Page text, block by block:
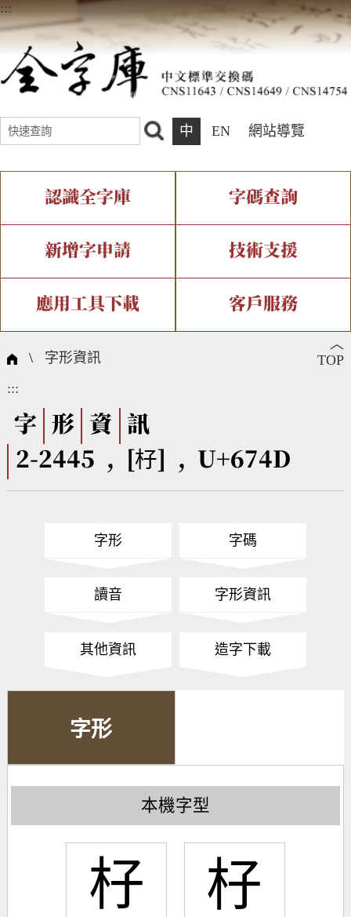
:::
中 EN 網站導覽
認識全字庫
全字庫介紹 全字庫現況
中文碼介紹 專有名詞介紹
國際字碼相關組織
字碼查詢
IDS查詢 部件查詢
複合查詢 注音查詢
筆畫查詢
筆順序查詢
CNS查詢 Unicode查詢
新增字申請
新字申請處理流程
技術支援
字形即時顯示 造字解決方案
全字庫授權 轉碼Web Service
應用工具下載
個人電腦造字處理工具
字形下載
客戶服務
問題集
熱門查詢統計
︿
TOP
\ 字形資訊
:::
字 形 資
訊
2-2445 , [杍] , U+674D
字形 字碼
讀音 字形資訊
其他資訊 造字下載
字形
本機字型
杍 杍